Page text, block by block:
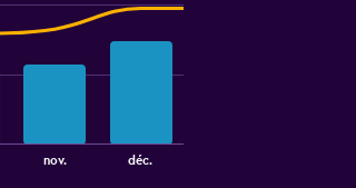
nov. déc.